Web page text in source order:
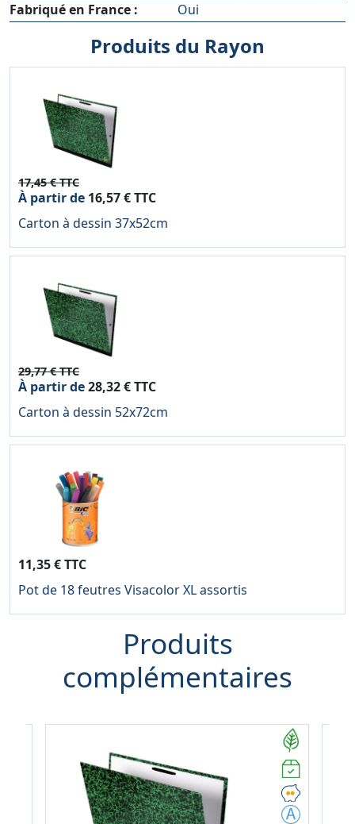
Fabriqué en France :
Oui
Produits du Rayon
17,45 € TTC
À partir de 16,57 € TTC
Carton à dessin 37x52cm
29,77 € TTC
À partir de28,32 € TTC
Carton à dessin 52x72cm
11,35 € TTC
Pot de 18 feutres Visacolor XL assortis
Produits
complémentaires